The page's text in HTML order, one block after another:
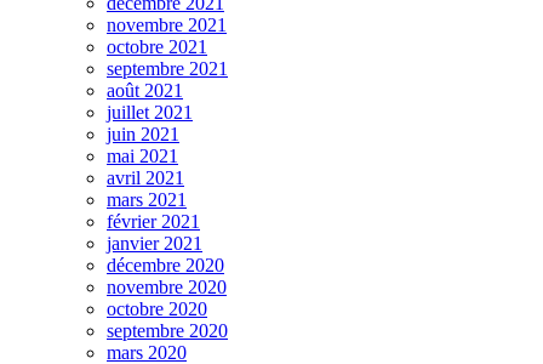
novembre 2021
octobre 2021
septembre 2021
août 2021
juillet 2021
juin 2021
mai 2021
avril 2021
mars 2021
février 2021
janvier 2021
décembre 2020
novembre 2020
octobre 2020
septembre 2020
mars 2020